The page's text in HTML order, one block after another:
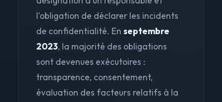
l'obligation de déclarer les incidents
de confidentialité. En septembre
2023, la majorité des obligations
sont devenues exécutoires :
transparence, consentement,
évaluation des facteurs relatifs à la